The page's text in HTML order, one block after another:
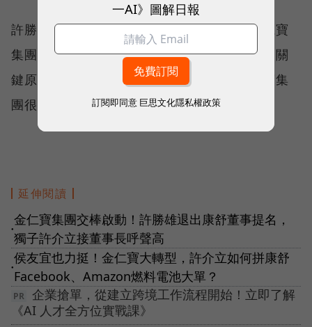
許勝雄對印度設廠的看法，也間接說明了金仁寶
集團對印度設廠的態度，從積極到轉為觀望的關
鍵原因，在諸多大環境條件不完備下，金仁寶集
團很可能是最晚插旗印度的電子五哥。
延伸閱讀
●
金仁寶集團交棒啟動！許勝雄退出康舒董事提名，
獨子許介立接董事長呼聲高
●
侯友宜也力挺！金仁寶大轉型，許介立如何拼康舒
Facebook、Amazon燃料電池大單？
企業搶單，從建立跨境工作流程開始！立即了解
《AI 人才全方位實戰課》
一AI》圖解日報
訂閱即同意 巨思文化隱私權政策